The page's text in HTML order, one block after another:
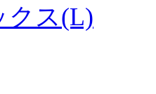
クス(L)